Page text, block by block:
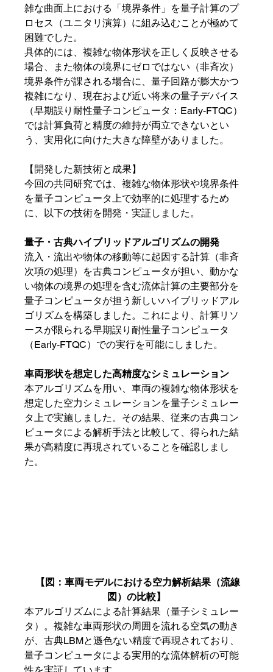
雑な曲面上における「境界条件」を量子計算のプ
ロセス（ユニタリ演算）に組み込むことが極めて
困難でした。
具体的には、複雑な物体形状を正しく反映させる
場合、また物体の境界にゼロではない（非斉次）
境界条件が課される場合に、量子回路が膨大かつ
複雑になり、現在および近い将来の量子デバイス
（早期誤り耐性量子コンピュータ：Early-FTQC）
では計算負荷と精度の維持が両立できないとい
う、実用化に向けた大きな障壁がありました。
【開発した新技術と成果】
今回の共同研究では、複雑な物体形状や境界条件
を量子コンピュータ上で効率的に処理するため
に、以下の技術を開発・実証しました。
量子・古典ハイブリッドアルゴリズムの開発
流入・流出や物体の移動等に起因する計算（非斉
次項の処理）を古典コンピュータが担い、動かな
い物体の境界の処理を含む流体計算の主要部分を
量子コンピュータが担う新しいハイブリッドアル
ゴリズムを構築しました。これにより、計算リソ
ースが限られる早期誤り耐性量子コンピュータ
（Early-FTQC）での実行を可能にしました。
車両形状を想定した高精度なシミュレーション
本アルゴリズムを用い、車両の複雑な物体形状を
想定した空力シミュレーションを量子シミュレー
タ上で実施しました。その結果、従来の古典コン
ピュータによる解析手法と比較して、得られた結
果が高精度に再現されていることを確認しまし
た。
【図：車両モデルにおける空力解析結果（流線
図）の比較】
本アルゴリズムによる計算結果（量子シミュレー
タ）。複雑な車両形状の周囲を流れる空気の動き
が、古典LBMと遜色ない精度で再現されており、
量子コンピュータによる実用的な流体解析の可能